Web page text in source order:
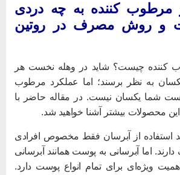
کننده به چه دردی
و روش مصرف در روتین
چیست؟ شاید در وهله نخست هر
به نظر برسند؛ اما عملکرد مرطوب
شما یکسان نیست. در مقاله حاضر با
محصولات بیشتر آشنا خواهید شد.
از آبرسان فقط مخصوص افرادی
اما آبرسانی به پوست همانند آبرسانی
ویژه‌ای برای تمام انواع پوست دارد.